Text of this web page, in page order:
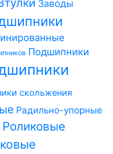
Заводы
Подшипники
скольжения
Радильно-упорные
Роликовые